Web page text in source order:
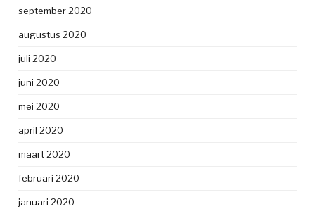
september 2020
augustus 2020
juli 2020
juni 2020
mei 2020
april 2020
maart 2020
februari 2020
januari 2020